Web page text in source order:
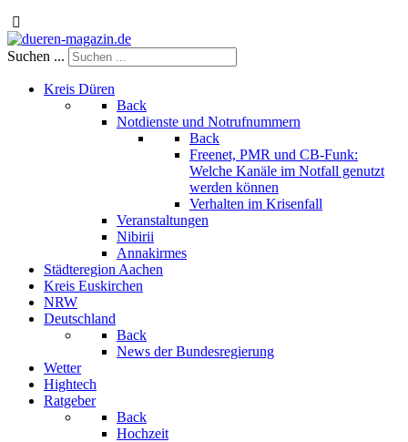
Suchen ...
Kreis Düren
Back
Notdienste und Notrufnummern
Back
Freenet, PMR und CB-Funk:
Welche Kanäle im Notfall genutzt
werden können
Verhalten im Krisenfall
Veranstaltungen
Nibirii
Annakirmes
Städteregion Aachen
Kreis Euskirchen
NRW
Deutschland
Back
News der Bundesregierung
Wetter
Hightech
Ratgeber
Back
Hochzeit